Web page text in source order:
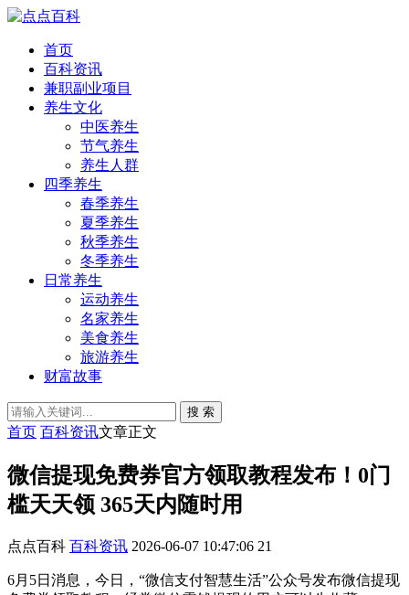
首页
百科资讯
兼职副业项目
养生文化
中医养生
节气养生
养生人群
四季养生
春季养生
夏季养生
秋季养生
冬季养生
日常养生
运动养生
名家养生
美食养生
旅游养生
财富故事
搜 索
首页 百科资讯文章正文
微信提现免费券官方领取教程发布！0门
槛天天领 365天内随时用
点点百科 百科资讯 2026-06-07 10:47:06 21
6月5日消息，今日，“微信支付智慧生活”公众号发布微信提现